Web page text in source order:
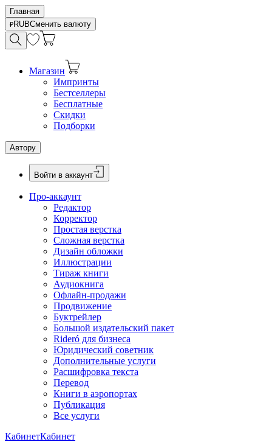
Главная
RUBСменить валюту
Магазин
Импринты
Бестселлеры
Бесплатные
Скидки
Подборки
Автору
Войти в аккаунт
Про-аккаунт
Редактор
Корректор
Простая верстка
Сложная верстка
Дизайн обложки
Иллюстрации
Тираж книги
Аудиокнига
Офлайн-продажи
Продвижение
Буктрейлер
Большой издательский пакет
Rideró для бизнеса
Юридический советник
Дополнительные услуги
Расшифровка текста
Перевод
Книги в аэропортах
Публикация
Все услуги
КабинетКабинет